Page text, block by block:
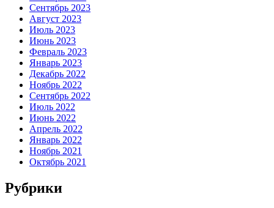
Сентябрь 2023
Август 2023
Июль 2023
Июнь 2023
Февраль 2023
Январь 2023
Декабрь 2022
Ноябрь 2022
Сентябрь 2022
Июль 2022
Июнь 2022
Апрель 2022
Январь 2022
Ноябрь 2021
Октябрь 2021
Рубрики